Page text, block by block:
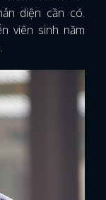
diện cần có.
viên sinh năm